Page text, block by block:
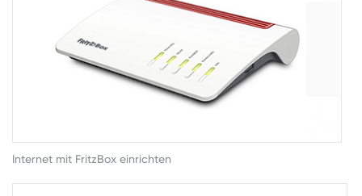
Internet mit FritzBox einrichten